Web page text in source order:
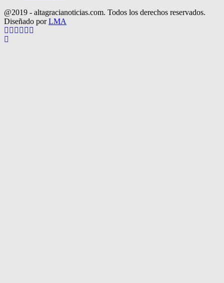
@2019 - altagracianoticias.com. Todos los derechos reservados.
Diseñado porLMA
Facebook
Twitter
Instagram
Pinterest
Google